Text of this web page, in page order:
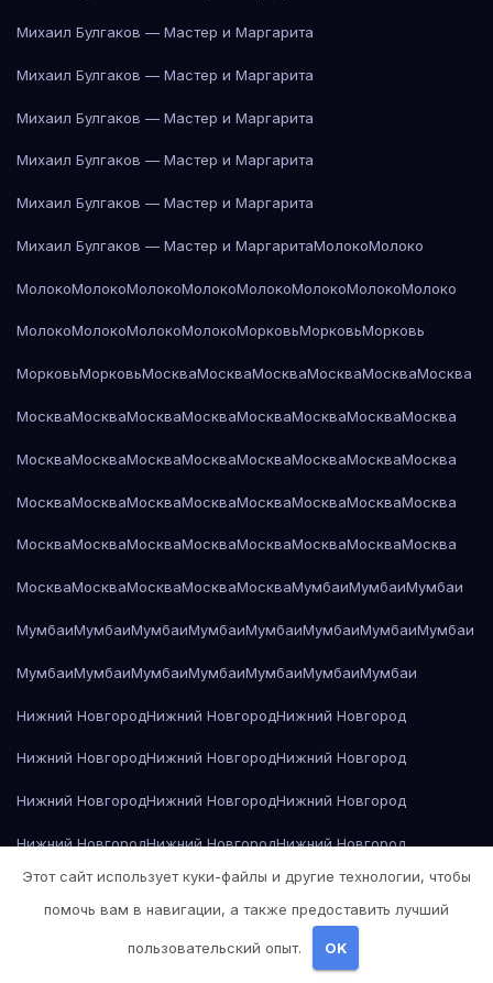
Михаил Булгаков — Мастер и Маргарита
Михаил Булгаков — Мастер и Маргарита
Михаил Булгаков — Мастер и Маргарита
Михаил Булгаков — Мастер и Маргарита
Михаил Булгаков — Мастер и Маргарита
Михаил Булгаков — Мастер и МаргаритаМолокоМолоко
МолокоМолокоМолокоМолокоМолокоМолокоМолокоМолоко
МолокоМолокоМолокоМолокоМорковьМорковьМорковь
МорковьМорковьМоскваМоскваМоскваМоскваМоскваМосква
МоскваМоскваМоскваМоскваМоскваМоскваМоскваМосква
МоскваМоскваМоскваМоскваМоскваМоскваМоскваМосква
МоскваМоскваМоскваМоскваМоскваМоскваМоскваМосква
МоскваМоскваМоскваМоскваМоскваМоскваМоскваМосква
МоскваМоскваМоскваМоскваМоскваМумбаиМумбаиМумбаи
МумбаиМумбаиМумбаиМумбаиМумбаиМумбаиМумбаиМумбаи
МумбаиМумбаиМумбаиМумбаиМумбаиМумбаиМумбаи
Нижний НовгородНижний НовгородНижний Новгород
Нижний НовгородНижний НовгородНижний Новгород
Нижний НовгородНижний НовгородНижний Новгород
Нижний НовгородНижний НовгородНижний Новгород
Нижний НовгородНижний НовгородНижний Новгород
Нижний Новгород
Николай Гоголь — Мёртвые души
Этот сайт использует куки-файлы и другие технологии, чтобы
помочь вам в навигации, а также предоставить лучший
пользовательский опыт. OK